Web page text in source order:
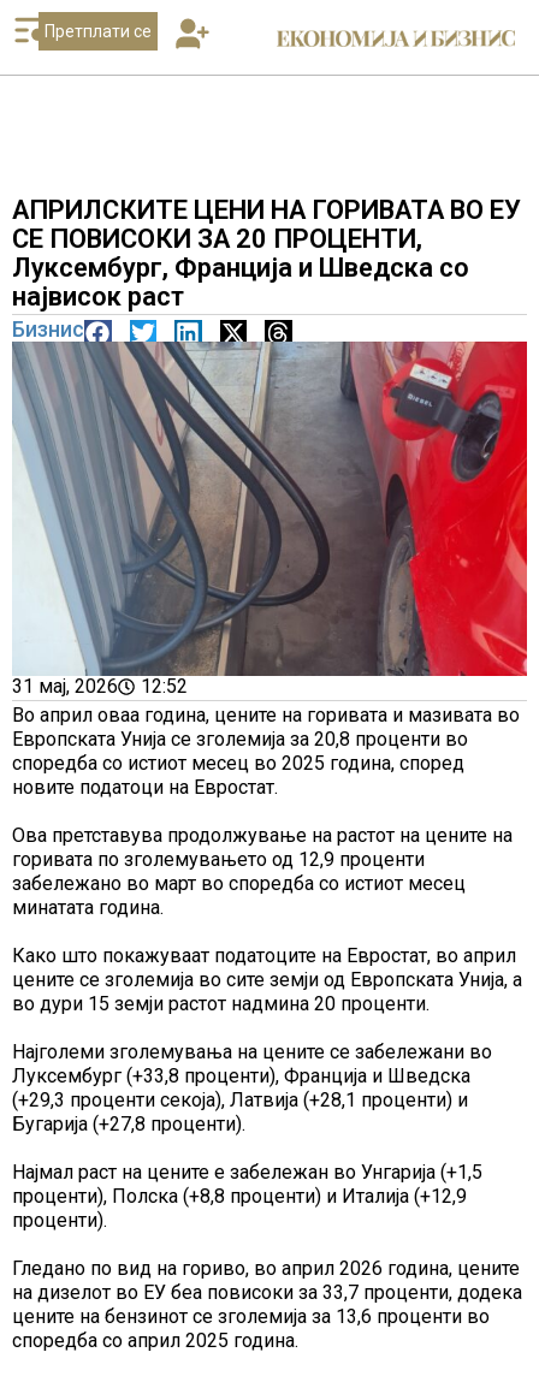
Претплати се
АПРИЛСКИТЕ ЦЕНИ НА ГОРИВАТА ВО ЕУ
СЕ ПОВИСОКИ ЗА 20 ПРОЦЕНТИ,
Луксембург, Франција и Шведска со
највисок раст
Бизнис
31 мај, 2026
12:52
Во април оваа година, цените на горивата и мазивата во
Европската Унија се зголемија за 20,8 проценти во
споредба со истиот месец во 2025 година, според
новите податоци на Евростат.
Ова претставува продолжување на растот на цените на
горивата по зголемувањето од 12,9 проценти
забележано во март во споредба со истиот месец
минатата година.
Како што покажуваат податоците на Евростат, во април
цените се зголемија во сите земји од Европската Унија, а
во дури 15 земји растот надмина 20 проценти.
Најголеми зголемувања на цените се забележани во
Луксембург (+33,8 проценти), Франција и Шведска
(+29,3 проценти секоја), Латвија (+28,1 проценти) и
Бугарија (+27,8 проценти).
Најмал раст на цените е забележан во Унгарија (+1,5
проценти), Полска (+8,8 проценти) и Италија (+12,9
проценти).
Гледано по вид на гориво, во април 2026 година, цените
на дизелот во ЕУ беа повисоки за 33,7 проценти, додека
цените на бензинот се зголемија за 13,6 проценти во
споредба со април 2025 година.